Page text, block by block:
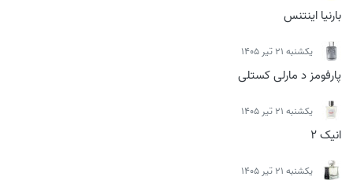
بارنیا اینتنس
يكشنبه 21 تیر 1405
پارفومز د مارلی کستلی
يكشنبه 21 تیر 1405
انیک 2
يكشنبه 21 تیر 1405